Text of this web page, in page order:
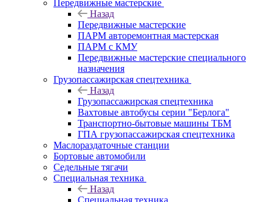
Передвижные мастерские
Назад
Передвижные мастерские
ПАРМ авторемонтная мастерская
ПАРМ с КМУ
Передвижные мастерские специального
назначения
Грузопассажирская спецтехника
Назад
Грузопассажирская спецтехника
Вахтовые автобусы серии "Берлога"
Транспортно-бытовые машины ТБМ
ГПА грузопассажирская спецтехника
Маслораздаточные станции
Бортовые автомобили
Седельные тягачи
Специальная техника
Назад
Специальная техника